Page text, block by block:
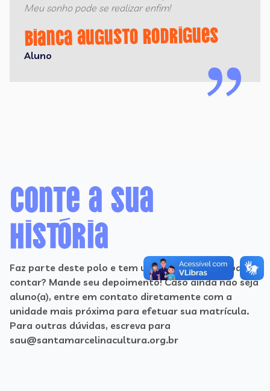
Meu sonho pode se realizar enfim!
Bianca Augusto Rodrigues
Aluno
Conte a sua
história
Faz parte deste polo e tem uma história legal para
contar? Mande seu depoimento! Caso ainda não seja
aluno(a), entre em contato diretamente com a
unidade mais próxima para efetuar sua matrícula.
Para outras dúvidas, escreva para
sau@santamarcelinacultura.org.br